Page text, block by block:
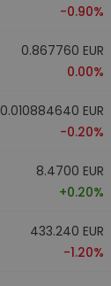
-0.90%
0.867760 EUR
0.00%
0.010884640 EUR
-0.20%
8.4700 EUR
+0.20%
433.240 EUR
-1.20%